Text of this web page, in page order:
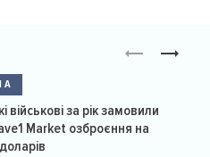
військові за рік замовили
Market озброєння на